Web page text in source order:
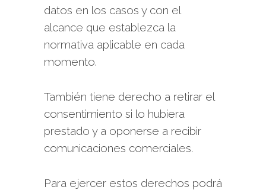
datos en los casos y con el
alcance que establezca la
normativa aplicable en cada
momento.
También tiene derecho a retirar el
consentimiento si lo hubiera
prestado y a oponerse a recibir
comunicaciones comerciales.
Para ejercer estos derechos podrá